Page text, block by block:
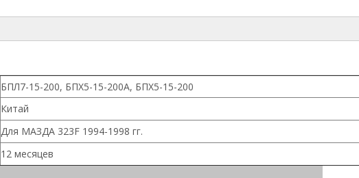
БПЛ7-15-200, БПХ5-15-200А, БПХ5-15-200
Китай
Для МАЗДА 323F 1994-1998 гг.
12 месяцев